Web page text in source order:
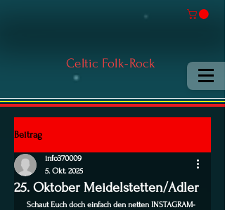
Celtic Folk-Rock
Beitrag
25. Oktober Meidelstetten/Adler
info370009
5. Okt. 2025
Schaut Euch doch einfach den netten INSTAGRAM-